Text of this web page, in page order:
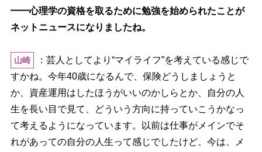
━━心理学の資格を取るために勉強を始められたことが
ネットニュースになりましたね。
山崎
：芸人としてより“マイライフ”を考えている感じで
すかね。今年40歳になるんで、保険どうしましょうと
か、資産運用はしたほうがいいのかしらとか、自分の人
生を長い目で見て、どういう方向に持っていこうかなっ
て考えるようになっています。以前は仕事がメインでそ
れがあっての自分の人生って感じでしたけど、今は、メ